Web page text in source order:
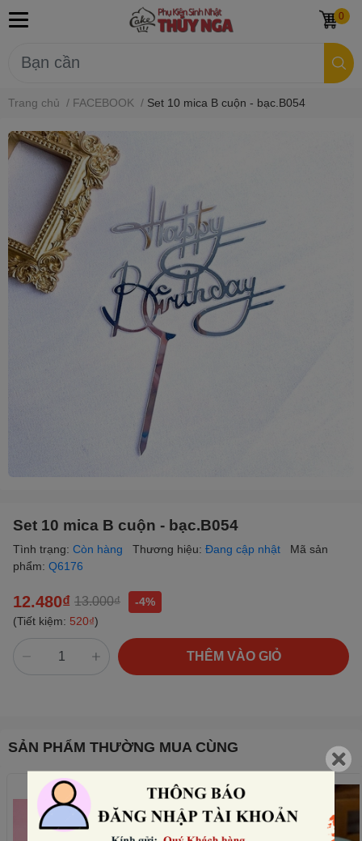
0
Trang chủ / FACEBOOK / Set 10 mica B cuộn - bạc.B054
Set 10 mica B cuộn - bạc.B054
Tình trạng: Còn hàng Thương hiệu: Đang cập nhật
Mã sản
phẩm: Q6176
12.480₫ 13.000₫
-4%
(Tiết kiệm: 520₫)
THÊM VÀO GIỎ
SẢN PHẨM THƯỜNG MUA CÙNG